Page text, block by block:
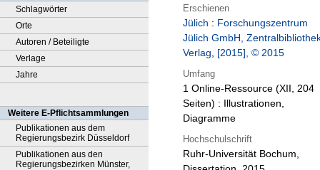
Schlagwörter
Orte
Autoren / Beteiligte
Verlage
Jahre
Weitere E-Pflichtsammlungen
Publikationen aus dem
Regierungsbezirk Düsseldorf
Publikationen aus den
Regierungsbezirken Münster,
Erschienen
Jülich : Forschungszentrum
Jülich GmbH,
Verlag, [2015], © 2015
Umfang
1 Online-Ressource (XII, 204
Seiten) : Illustrationen,
Diagramme
Hochschulschrift
Ruhr-Universität Bochum,